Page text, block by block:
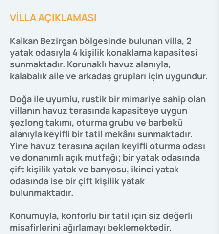
VİLLA AÇIKLAMASI
Kalkan Bezirgan bölgesinde bulunan villa, 2
yatak odasıyla 4 kişilik konaklama kapasitesi
sunmaktadır. Korunaklı havuz alanıyla,
kalabalık aile ve arkadaş grupları için uygundur.
Doğa ile uyumlu, rustik bir mimariye sahip olan
villanın havuz terasında kapasiteye uygun
şezlong takımı, oturma grubu ve barbekü
alanıyla keyifli bir tatil mekânı sunmaktadır.
Yine havuz terasına açılan keyifli oturma odası
ve donanımlı açık mutfağı; bir yatak odasında
çift kişilik yatak ve banyosu, ikinci yatak
odasında ise bir çift kişilik yatak
bulunmaktadır.
Konumuyla, konforlu bir tatil için siz değerli
misafirlerini ağırlamayı beklemektedir.